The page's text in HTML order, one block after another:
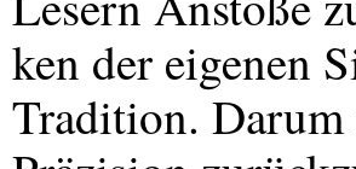
ken der eigenen
Tradition.